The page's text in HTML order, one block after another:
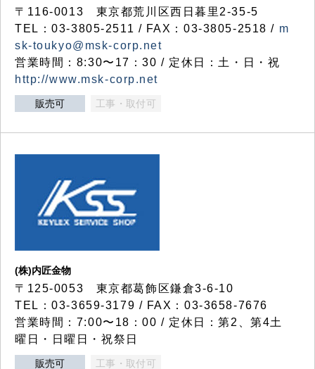
〒116-0013 東京都荒川区西日暮里2-35-5
TEL：03-3805-2511 / FAX：03-3805-2518 / m
sk-toukyo@msk-corp.net
営業時間：8:30〜17：30 / 定休日：土・日・祝
http://www.msk-corp.net
販売可 工事・取付可
(株)内匠金物
〒125-0053 東京都葛飾区鎌倉3-6-10
TEL：03-3659-3179 / FAX：03-3658-7676
営業時間：7:00〜18：00 / 定休日：第2、第4土
曜日・日曜日・祝祭日
販売可 工事・取付可